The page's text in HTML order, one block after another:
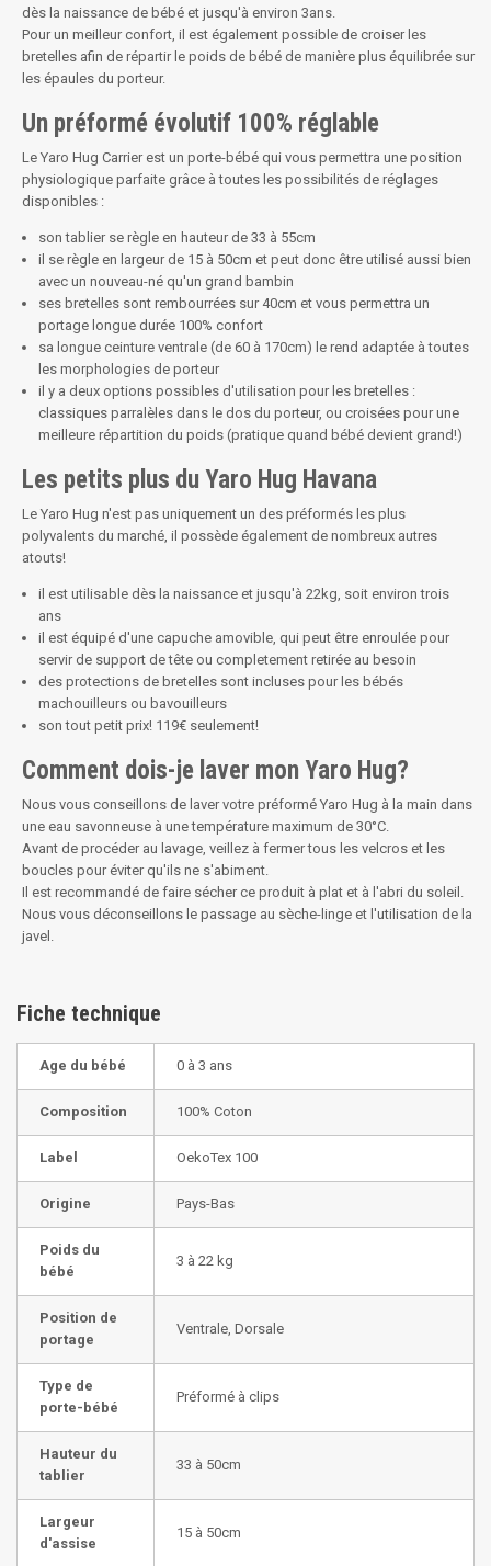
dès la naissance de bébé et jusqu'à environ 3ans.
Pour un meilleur confort, il est également possible de croiser les
bretelles afin de répartir le poids de bébé de manière plus équilibrée sur
les épaules du porteur.
Un préformé évolutif 100% réglable
Le Yaro Hug Carrier est un porte-bébé qui vous permettra une position
physiologique parfaite grâce à toutes les possibilités de réglages
disponibles :
son tablier se règle en hauteur de 33 à 55cm
il se règle en largeur de 15 à 50cm et peut donc être utilisé aussi bien
avec un nouveau-né qu'un grand bambin
ses bretelles sont rembourrées sur 40cm et vous permettra un
portage longue durée 100% confort
sa longue ceinture ventrale (de 60 à 170cm) le rend adaptée à toutes
les morphologies de porteur
il y a deux options possibles d'utilisation pour les bretelles :
classiques parralèles dans le dos du porteur, ou croisées pour une
meilleure répartition du poids (pratique quand bébé devient grand!)
Les petits plus du Yaro Hug Havana
Le Yaro Hug n'est pas uniquement un des préformés les plus
polyvalents du marché, il possède également de nombreux autres
atouts!
il est utilisable dès la naissance et jusqu'à 22kg, soit environ trois
ans
il est équipé d'une capuche amovible, qui peut être enroulée pour
servir de support de tête ou completement retirée au besoin
des protections de bretelles sont incluses pour les bébés
machouilleurs ou bavouilleurs
son tout petit prix! 119€ seulement!
Comment dois-je laver mon Yaro Hug?
Nous vous conseillons de laver votre préformé Yaro Hug à la main dans
une eau savonneuse à une température maximum de 30°C.
Avant de procéder au lavage, veillez à fermer tous les velcros et les
boucles pour éviter qu'ils ne s'abiment.
Il est recommandé de faire sécher ce produit à plat et à l'abri du soleil.
Nous vous déconseillons le passage au sèche-linge et l'utilisation de la
javel.
Fiche technique
Age du bébé 0 à 3 ans
Composition 100% Coton
Label OekoTex 100
Origine Pays-Bas
Poids du
bébé
3 à 22 kg
Position de
portage
Ventrale, Dorsale
Type de
porte-bébé
Préformé à clips
Hauteur du
tablier
33 à 50cm
Largeur
d'assise
15 à 50cm